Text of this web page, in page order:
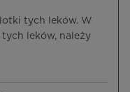
tych leków. W
leków, należy